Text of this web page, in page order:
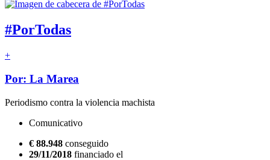
#PorTodas
+
Por: La Marea
Periodismo contra la violencia machista
Comunicativo
€ 88.948 conseguido
29/11/2018 financiado el